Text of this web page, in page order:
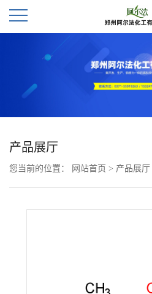
公
产品展厅
您当前的位置： 网站首页 > 产品展厅